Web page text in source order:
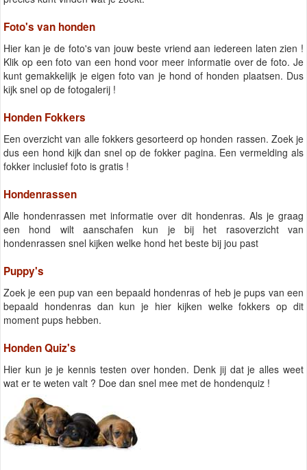
Foto's van honden
Hier kan je de foto's van jouw beste vriend aan iedereen laten zien !
Klik op een foto van een hond voor meer informatie over de foto. Je
kunt gemakkelijk je eigen foto van je hond of honden plaatsen. Dus
kijk snel op de fotogalerij !
Honden Fokkers
Een overzicht van alle fokkers gesorteerd op honden rassen. Zoek je
dus een hond kijk dan snel op de fokker pagina. Een vermelding als
fokker inclusief foto is gratis !
Hondenrassen
Alle hondenrassen met informatie over dit hondenras. Als je graag
een hond wilt aanschafen kun je bij het rasoverzicht van
hondenrassen snel kijken welke hond het beste bij jou past
Puppy's
Zoek je een pup van een bepaald hondenras of heb je pups van een
bepaald hondenras dan kun je hier kijken welke fokkers op dit
moment pups hebben.
Honden Quiz's
Hier kun je je kennis testen over honden. Denk jij dat je alles weet
wat er te weten valt ? Doe dan snel mee met de hondenquiz !